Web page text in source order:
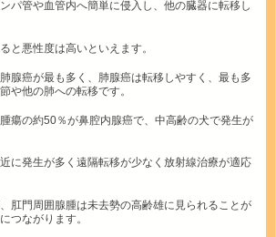
パ管や血管内へ簡単に侵入し、他の臓器に転移し
と悪性度は高いといえます。
腺癌が最も多く、肺腺癌は転移しやすく、最も多
や他の肺への転移です。
瘍の約50％が鼻腔内腺癌で、中高齢の犬で発生が
に発生が多く遠隔転移が少なく放射線治療が適応
肛門周囲腺腫は未去勢の高齢雄に見られることが
つながります。